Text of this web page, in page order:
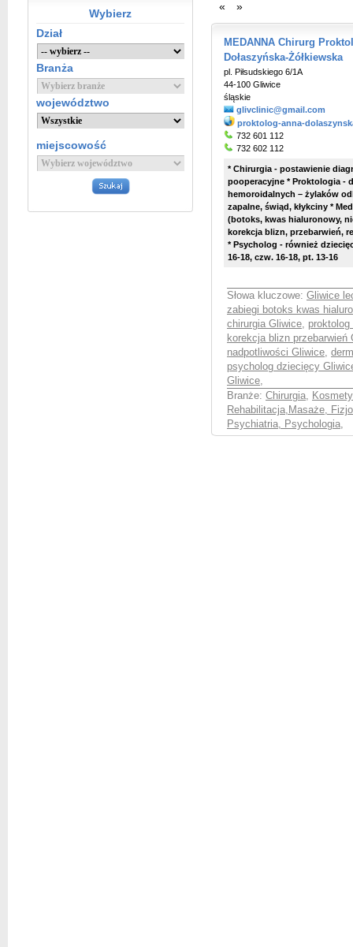
Wybierz
Dział
Branża
województwo
miejscowość
«
»
MEDANNA Chirurg
Dołaszyńska-Żółkiewska
pl. Piłsudskiego 6/1A
44-100 Gliwice
śląskie
glivclinic@gmail.com
proktolog-anna-
732 601 112
732 602 112
* Chirurgia - postawienie
pooperacyjne * Proktologia -
hemoroidalnych – żylaków
zapalne, świąd, kłykciny *
(botoks, kwas hialuronowy,
korekcja blizn, przebarwień,
* Psycholog - również
16-18, czw. 16-18, pt. 13-16
Słowa kluczowe: Gliwice
zabiegi botoks kwas
chirurgia Gliwice, proktolog
korekcja blizn przebarwień
nadpotliwości Gliwice,
psycholog dziecięcy
Gliwice,
Branże: Chirurgia,
Rehabilitacja,Masaże,
Psychiatria, Psychologia,